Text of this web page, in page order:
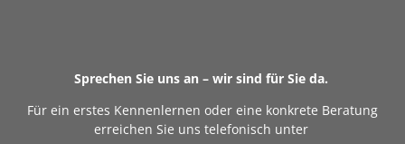
Sprechen Sie uns an – wir sind für Sie da.
Für ein erstes Kennenlernen oder eine konkrete Beratung
erreichen Sie uns telefonisch unter